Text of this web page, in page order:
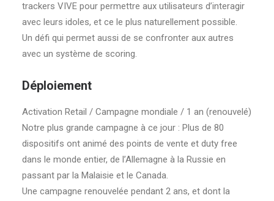
trackers VIVE pour permettre aux utilisateurs d’interagir
avec leurs idoles, et ce le plus naturellement possible.
Un défi qui permet aussi de se confronter aux autres
avec un système de scoring.
Déploiement
Activation Retail / Campagne mondiale / 1 an (renouvelé)
Notre plus grande campagne à ce jour : Plus de 80
dispositifs ont animé des points de vente et duty free
dans le monde entier, de l’Allemagne à la Russie en
passant par la Malaisie et le Canada.
Une campagne renouvelée pendant 2 ans, et dont la